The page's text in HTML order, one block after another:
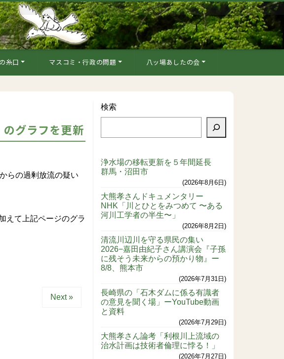
糸口 マスコミ・行政の問題 八ッ場あしたの会
グラフを更新
らの過剰放流の疑い
えて上記ページのグラ
Next »
検索
浄水場の移転更新を５年間延長
群馬・沼田市
2026年8月6日
大熊孝さんドキュメンタリー
NHK「川とひとをみつめて 〜ある
河川工学者の半生〜」
2026年8月2日
清流川辺川を守る県民の集い
2026−嘉田由紀子さん講演会『子孫
に残そう未来からの預かり物』ー
8/8、熊本市
2026年7月31日
長崎県の「石木ダムに係る有識者
の意見を聞く場」ーYouTube動画
と資料
2026年7月29日
大熊孝さん論考「利根川上流域の
治水計画は技術者倫理に悖る！」
2026年7月27日